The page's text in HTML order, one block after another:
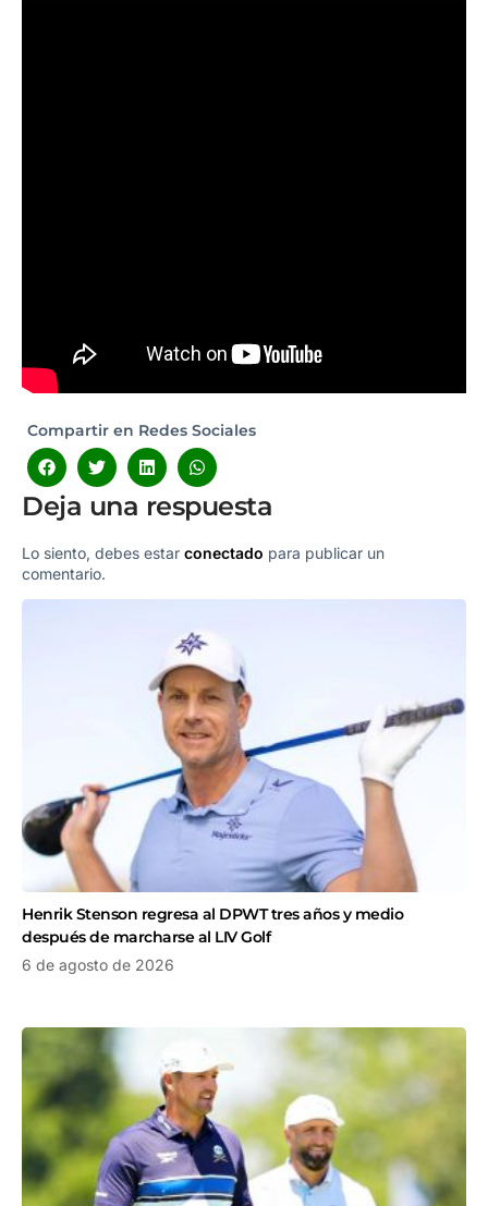
Compartir en Redes Sociales
Deja una respuesta
Lo siento, debes estar conectado para publicar un
comentario.
Henrik Stenson regresa al DPWT tres años y medio
después de marcharse al LIV Golf
6 de agosto de 2026